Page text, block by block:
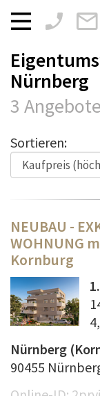
Zum
Inhalt
Nürnberg
3 Angebote
Sortieren:
NEUBAU -
WOHNUNG
Kornburg
Nürnberg
90455